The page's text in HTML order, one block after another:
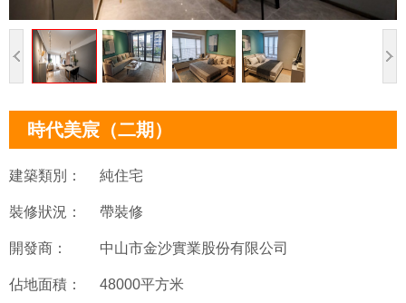
時代美宸（二期）
建築類別： 純住宅
裝修狀況： 帶裝修
開發商： 中山市金沙實業股份有限公司
佔地面積： 48000平方米